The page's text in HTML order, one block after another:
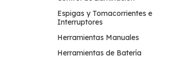
Espigas y Tomacorrientes e
Interruptores
Herramientas Manuales
Herramientas de Batería